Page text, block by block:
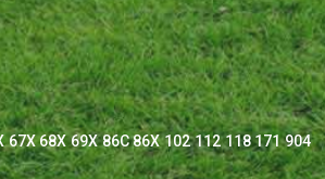
68X 69X 86C 86X 102 112 118 171 904